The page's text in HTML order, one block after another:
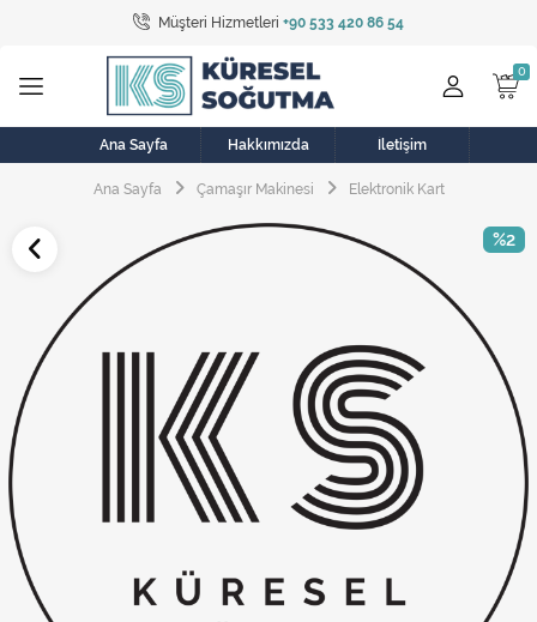
Müşteri Hizmetleri +90 533 420 86 54
Tüm Kategoriler
Bulaşık Makinesi
Buzdolabı
Çamaşır Kurutma Makinesi
Elektrikli Aksamlar
Elektrikli Süpürge
Fan
Fırın, Ocak ve Aspiratör
Klima
Ana Sayfa Hakkımızda İletişim
Ana Sayfa Çamaşır Makinesi Elektronik Kart
%2